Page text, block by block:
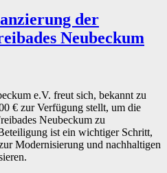
der
Neubeckum
e.V. freut sich, bekannt zu
€ zur Verfügung stellt, um die
Neubeckum zu
ist ein wichtiger Schritt,
Modernisierung und nachhaltigen